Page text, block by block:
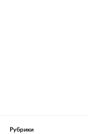
Рубрики